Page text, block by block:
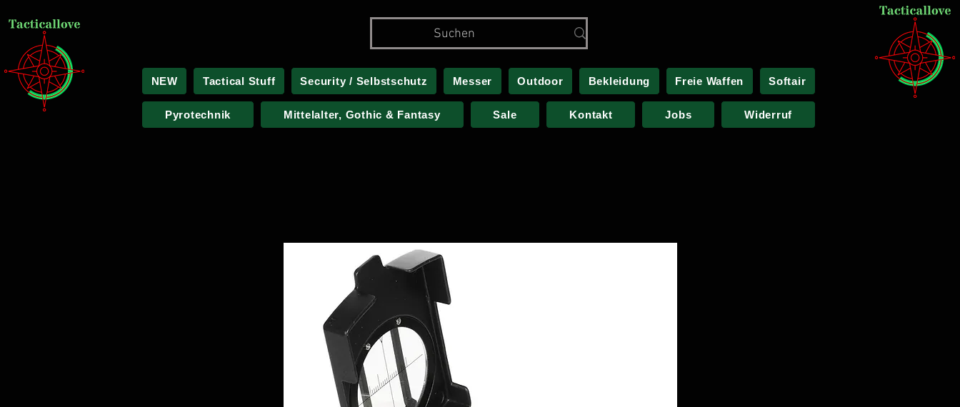
NEW Tactical Stuff Security / Selbstschutz Messer Outdoor Bekleidung Freie Waffen Softair
Pyrotechnik Mittelalter, Gothic & Fantasy Sale Kontakt Jobs Widerruf